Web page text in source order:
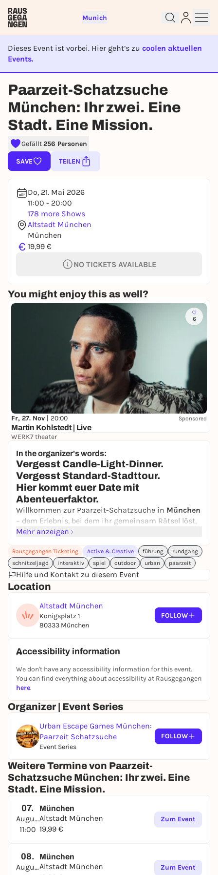
Munich
Dieses Event ist vorbei. Hier geht’s zu coolen aktuellen
Events.
EVENT IST BEENDET
Paarzeit-Schatzsuche
München: Ihr zwei. Eine
Stadt. Eine Mission.
Gefällt256 Personen
SAVE TEILEN
Do, 21. Mai 2026
11:00 - 20:00
178 more Shows
Altstadt München
München
€ 19,99 €
NO TICKETS AVAILABLE
You might enjoy this as well?
6
Fr, 27. Nov | 20:00 Sponsored
Martin Kohlstedt | Live
WERK7 theater
In the organizer's words:
Vergesst Candle-Light-Dinner.
Vergesst Standard-Stadttour.
Hier kommt euer Date mit
Abenteuerfaktor.
Willkommen zur Paarzeit-Schatzsuche in München
– dem Erlebnis, bei dem ihr gemeinsam Rätsel löst,
versteckte Orte entdeckt und euch ganz nebenbei
manchmal braucht es keine große Reise. Nur eine
Stadt, eine Mission – und euch zwei.
Mit eurem Smartphone in der Hand wird
zum Spielfeld: Hinweise führen euch von Station zu
Station, überraschende Aufgaben sorgen für Lacher,
kleine Challenges bringen euch ins Gespräch.
Schritt für Schritt entsteht eure ganz persönliche
Und das Beste: Ihr spielt in eurem Tempo. Pause für
Kaffee? Jederzeit. Umweg für einen spontanen Kuss-
Spot? Unbedingt.
Ein Ticket – ein Erlebnis für zwei.
gemeinsam an der Schatzsuche teil.
Warum ihr das lieben werdet
Zeitdruck
Gemeinsam statt nebeneinander:Rätseln,
entdecken, lachen – als Team
überraschend anders erlebt
Flexibel starten:App öffnen, Code eingeben,
losziehen
So funktioniert’s
Mehr anzeigen
Rausgegangen Ticketing Active & Creative führung
rundgang
schnitzeljagd
interaktiv spiel outdoor urban paarzeit
Hilfe und Kontakt zu diesem Event
Location
Altstadt München
Konigsplatz 1
80333 München
FOLLOW
Accessibility information
We don't have any accessibility information for this event.
You can find everything about accessibility at Rausgegangen
here.
Organizer | Event Series
Urban Escape Games München:
Paarzeit Schatzsuche
Event Series
FOLLOW
Weitere Termine von Paarzeit-
Schatzsuche München: Ihr zwei. Eine
Stadt. Eine Mission.
07.
August
11:00
München
Altstadt München
19,99 €
Zum Event
08.
August
München
Altstadt München
Zum Event
Sign up for free and get started
right away
To like events, follow pages, or participate in
lotteries, you need a free Rausgegangen account.
REGISTER FOR FREE NOW
You already have an account?